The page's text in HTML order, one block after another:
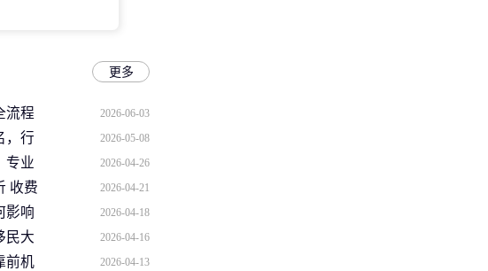
更多
流程
2026-06-03
，行
2026-05-08
专业
2026-04-26
收费
2026-04-21
影响
2026-04-18
民大
2026-04-16
前机
2026-04-13